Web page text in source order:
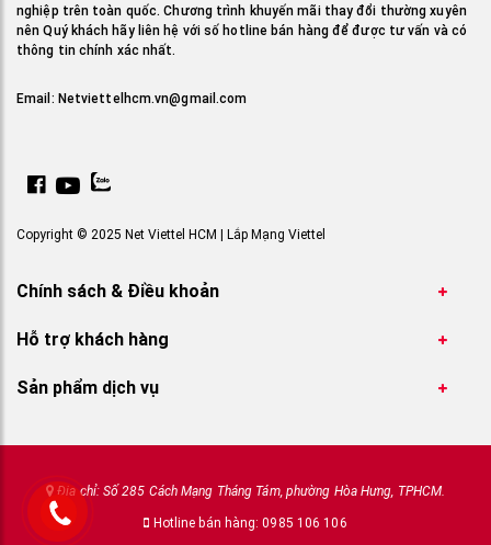
nghiệp trên toàn quốc. Chương trình khuyến mãi thay đổi thường xuyên
nên Quý khách hãy liên hệ với số hotline bán hàng để được tư vấn và có
thông tin chính xác nhất.
Email: Netviettelhcm.vn@gmail.com
Copyright © 2025 Net Viettel HCM | Lắp Mạng Viettel
Chính sách & Điều khoản
Hỗ trợ khách hàng
Sản phẩm dịch vụ
Địa chỉ: Số 285 Cách Mạng Tháng Tám, phường Hòa Hưng, TPHCM.
Hotline bán hàng: 0985 106 106